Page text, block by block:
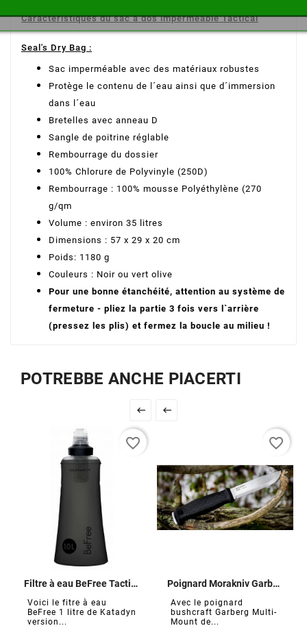
Caractéristiques du sac à dos imperméable Tactical
Seal's Dry Bag :
Sac imperméable avec des matériaux robustes
Protège le contenu de l´eau ainsi que d´immersion
dans l´eau
Bretelles avec anneau D
Sangle de poitrine réglable
Rembourrage du dossier
100% Chlorure de Polyvinyle (250D)
Rembourrage : 100% mousse Polyéthylène (270
g/qm
Volume : environ 35 litres
Dimensions : 57 x 29 x 20 cm
Poids: 1180 g
Couleurs : Noir ou vert olive
Pour une bonne étanchéité, attention au système de
fermeture - pliez la partie 3 fois vers l`arrière
(pressez les plis) et fermez la boucle au milieu !
POTREBBE ANCHE PIACERTI
 
Filtre à eau BeFree Tactical 1,0 L
Voici le fitre à eau
BeFree 1 litre de Katadyn
version...
favorite_border
Poignard Morakniv Garberg
Avec le poignard
bushcraft Garberg Multi-
Mount de...
favorite_border